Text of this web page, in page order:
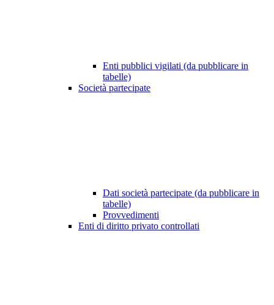
Enti pubblici vigilati (da pubblicare in
tabelle)
Società partecipate
Dati società partecipate (da pubblicare in
tabelle)
Provvedimenti
Enti di diritto privato controllati